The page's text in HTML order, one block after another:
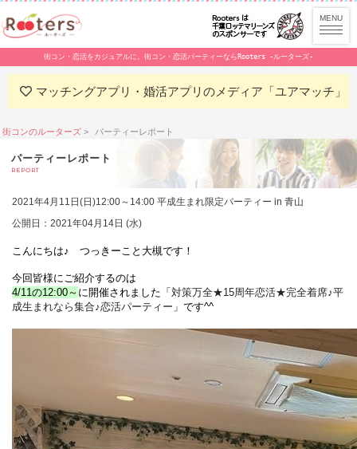
街コン・恋活をカジュアルに。街コン・恋活パーティーならRooters -ルーターズ-
マッチングアプリ・婚活アプリのメディア「ユアマッチ」
街コンのルーターズ パーティーレポート
パーティーレポート
REPORT
2021年4月11日(日)12:00～14:00 平成生まれ限定パーティー in 青山
公開日：2021年04月14日 (水)
こんにちは♪　つっきーこと大槻です！
今回皆様にご紹介するのは
4/11の12:00～ に開催されました「 対策万全★15周年恋活★完全着席♪平
成生まれなら集合♪恋活パーティー 」です^^